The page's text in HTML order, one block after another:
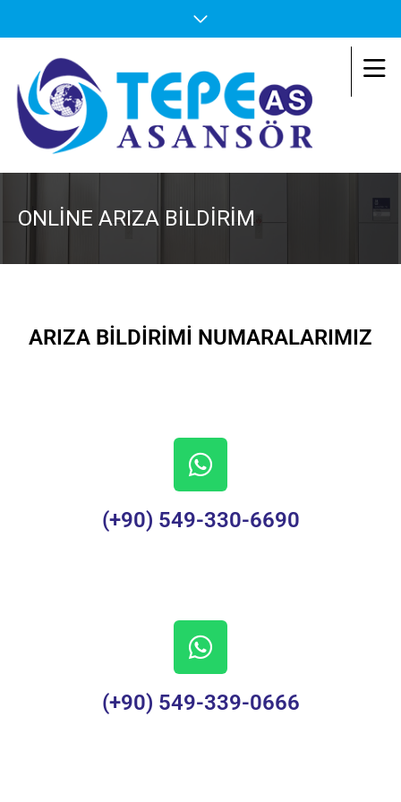
ONLINE ARIZA BILDIRIM
ARIZA BİLDİRİMİ NUMARALARIMIZ
(+90) 549-330-6690
(+90) 549-339-0666